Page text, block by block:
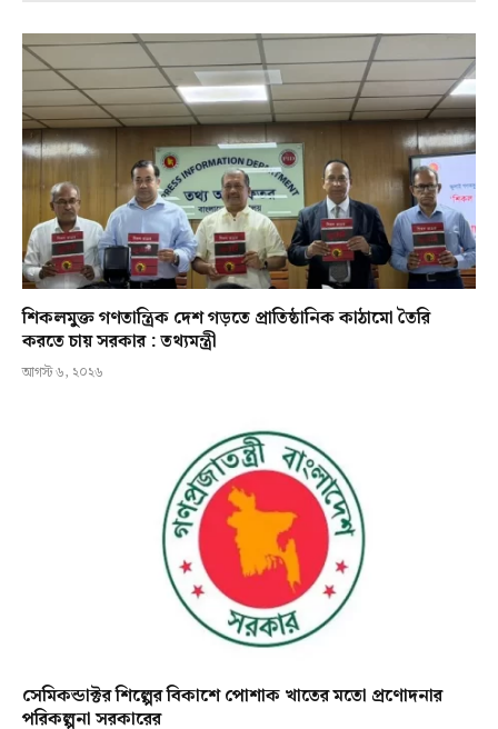
শিকলমুক্ত গণতান্ত্রিক দেশ গড়তে প্রাতিষ্ঠানিক কাঠামো তৈরি
করতে চায় সরকার : তথ্যমন্ত্রী
আগস্ট ৬, ২০২৬
সেমিকন্ডাক্টর শিল্পের বিকাশে পোশাক খাতের মতো প্রণোদনার
পরিকল্পনা সরকারের